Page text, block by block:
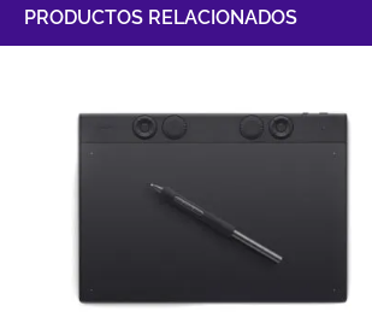
PRODUCTOS RELACIONADOS